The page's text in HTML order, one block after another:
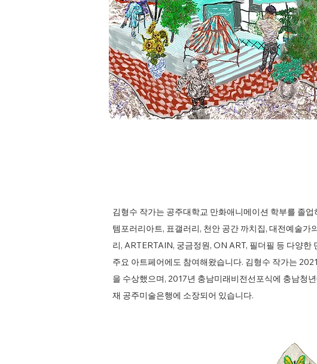
김형수 작가는 공주대학교 만화애니메이션 학부를 졸
템포러리아트, 표갤러리, 천안 공간 까치집, 대전예술
리, ARTERTAIN, 궁금정원, ON ART, 필더필 등 다양
주요 아트페어에도 참여해왔습니다. 김형수 작가는
을 수상했으며, 2017년 충남미래비전선포식에 충남청
재 공주미술은행에 소장되어 있습니다.